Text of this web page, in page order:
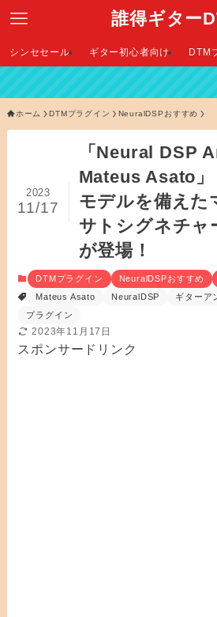
誰得ギター
シンセセール ギター初心者向け DTM
ホーム DTMプラグイン NeuralDSPおすすめ
「Neural DSP
Mateus Asato
モデルを備えた
サトシグネチャ
が登場！
2023
11/17
DTMプラグイン NeuralDSPおすすめ
Mateus Asato
NeuralDSP
ギターア
プラグイン
2023年11月17日
スポンサードリンク